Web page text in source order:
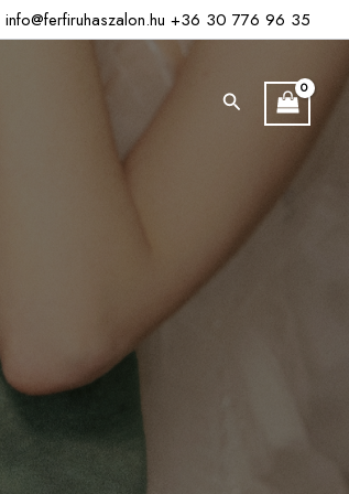
info@ferfiruhaszalon.hu +36 30 776 96 35
Search